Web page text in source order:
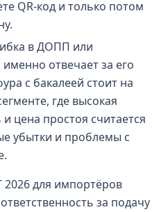
QR-код и только потом
в ДОПП или
отвечает за его
с бакалеей стоит на
где высокая
цена простоя считается
убытки и проблемы с
для импортёров
за подачу